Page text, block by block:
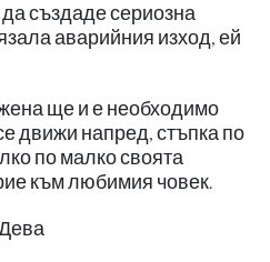
създаде сериозна
аварийния изход, ей
ще и е необходимо
движи напред, стъпка по
по малко своята
към любимия човек.